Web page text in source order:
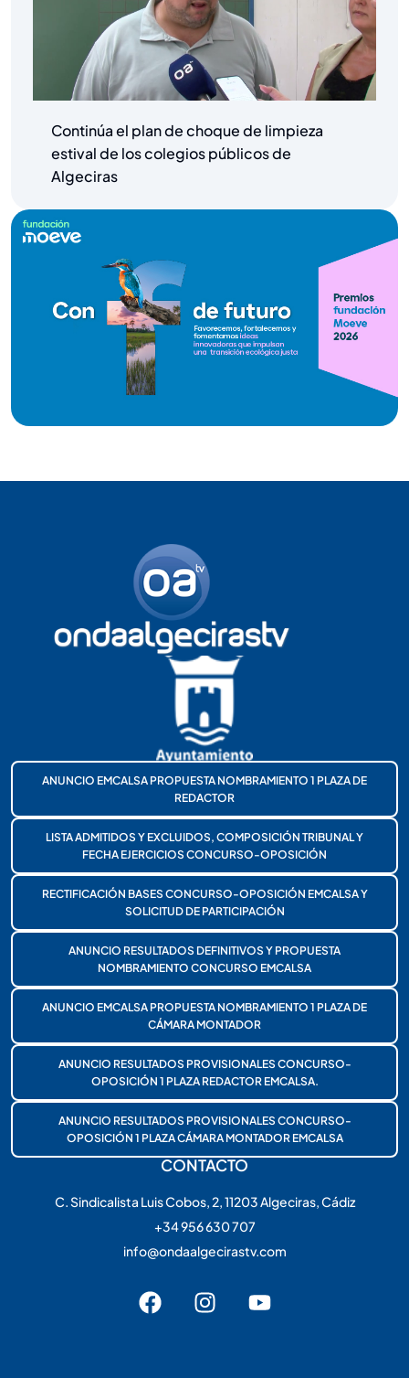
Continúa el plan de choque de limpieza
estival de los colegios públicos de
Algeciras
ANUNCIO EMCALSA PROPUESTA NOMBRAMIENTO 1 PLAZA DE
REDACTOR
LISTA ADMITIDOS Y EXCLUIDOS, COMPOSICIÓN TRIBUNAL Y
FECHA EJERCICIOS CONCURSO-OPOSICIÓN
RECTIFICACIÓN BASES CONCURSO-OPOSICIÓN EMCALSA Y
SOLICITUD DE PARTICIPACIÓN
ANUNCIO RESULTADOS DEFINITIVOS Y PROPUESTA
NOMBRAMIENTO CONCURSO EMCALSA
ANUNCIO EMCALSA PROPUESTA NOMBRAMIENTO 1 PLAZA DE
CÁMARA MONTADOR
ANUNCIO RESULTADOS PROVISIONALES CONCURSO-
OPOSICIÓN 1 PLAZA REDACTOR EMCALSA.
ANUNCIO RESULTADOS PROVISIONALES CONCURSO-
OPOSICIÓN 1 PLAZA CÁMARA MONTADOR EMCALSA
CONTACTO
C. Sindicalista Luis Cobos, 2, 11203 Algeciras, Cádiz
+34 956 630 707
info@ondaalgecirastv.com